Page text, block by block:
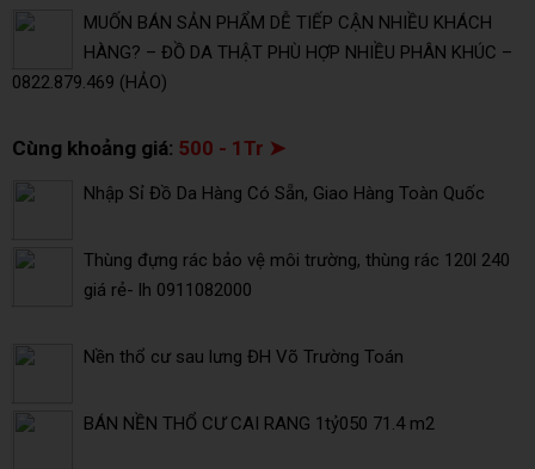
MUỐN BÁN SẢN PHẨM DỄ TIẾP CẬN NHIỀU KHÁCH
HÀNG? – ĐỒ DA THẬT PHÙ HỢP NHIỀU PHÂN KHÚC –
0822.879.469 (HẢO)
Cùng khoảng giá: 500 - 1Tr ➤
Nhập Sỉ Đồ Da Hàng Có Sẵn, Giao Hàng Toàn Quốc
Thùng đựng rác bảo vệ môi trường, thùng rác 120l 240
giá rẻ- lh 0911082000
Nền thổ cư sau lưng ĐH Võ Trường Toán
BÁN NỀN THỔ CƯ CAI RANG 1tỷ050 71.4 m2